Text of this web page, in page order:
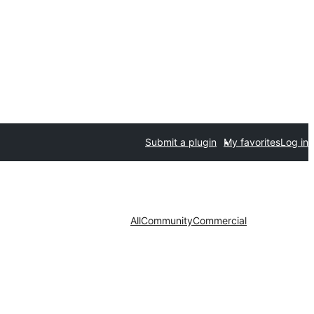
Submit a plugin My favoritesLog in
AllCommunityCommercial